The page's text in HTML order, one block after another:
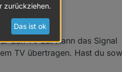
lässt sich dann noch ein Ablauf
den TV zB. Kann das Signal
TV übertragen. Hast du
zurückziehen.
Das ist ok